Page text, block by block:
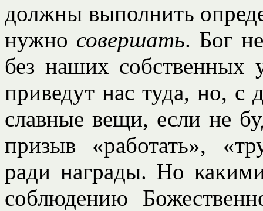
должны выполнить
нужно совершать. Бог
без наших собственных
приведут нас туда, но, с
славные вещи, если не
призыв «работать»,
ради награды. Но
соблюдению